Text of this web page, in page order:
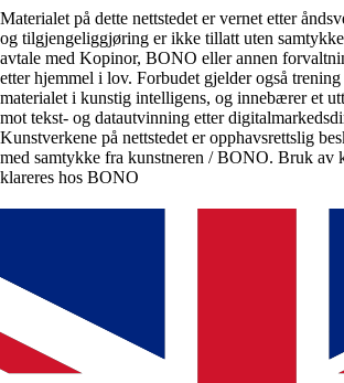
Materialet på dette nettstedet er vernet etter
og tilgjengeliggjøring er ikke tillatt uten
avtale med Kopinor, BONO eller annen
etter hjemmel i lov. Forbudet gjelder også
materialet i kunstig intelligens, og innebærer et
mot tekst- og datautvinning etter
Kunstverkene på nettstedet er opphavsrettslig
med samtykke fra kunstneren / BONO. Bruk av
klareres hos BONO